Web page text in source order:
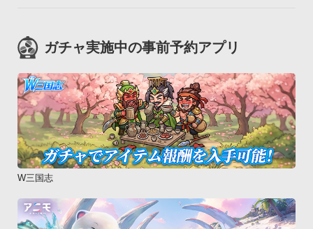
ガチャ実施中の事前予約アプリ
W三国志